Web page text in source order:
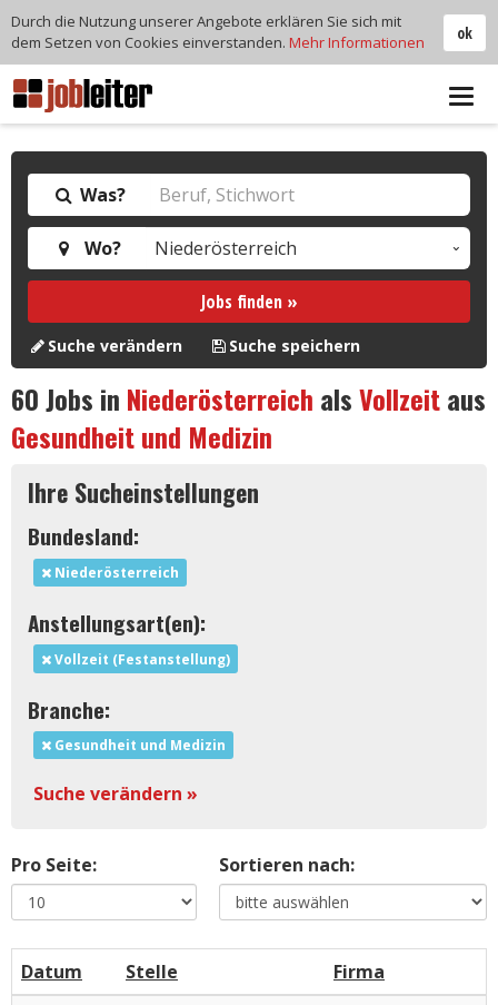
Was?
Wo?
Jobs finden »
Suche verändern Suche speichern
60Jobs in Niederösterreich alsVollzeitaus
Gesundheit und Medizin
Ihre Sucheinstellungen
Bundesland:
Niederösterreich
Anstellungsart(en):
Vollzeit (Festanstellung)
Branche:
Gesundheit und Medizin
Suche verändern »
Pro Seite: Sortieren nach:
Datum Stelle Firma
ok
Durch die Nutzung unserer Angebote erklären Sie sich mit
dem Setzen von Cookies einverstanden. Mehr Informationen